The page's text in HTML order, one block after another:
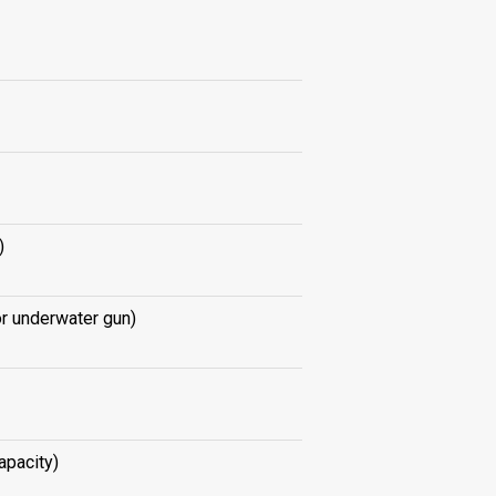
underwater gun)